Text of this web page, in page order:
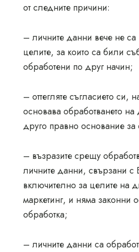
от следните причини:
– личните данни вече не
целите, за които са били
обработени по друг начин;
– оттегляте съгласието си,
основава обработването
друго правно основание за
– възразите срещу
личните данни, свързани с
включително за целите на
маркетинг, и няма законни
обработка;
– личните данни са